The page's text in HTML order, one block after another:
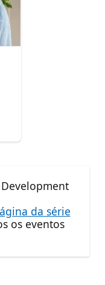
da série
os eventos